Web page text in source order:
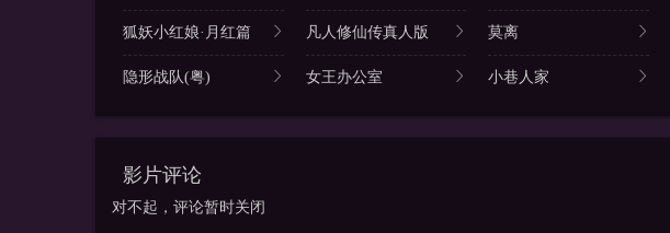
狐妖小红娘·月红篇 凡人修仙传真人版 莫离
隐形战队(粤) 女王办公室 小巷人家
影片评论
对不起，评论暂时关闭